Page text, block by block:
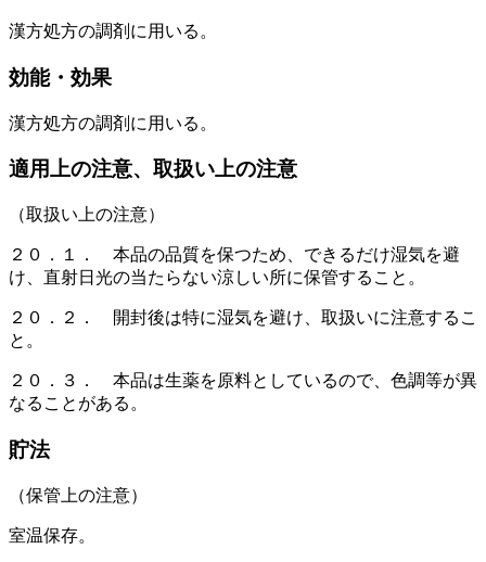
漢方処方の調剤に用いる。
効能・効果
漢方処方の調剤に用いる。
適用上の注意、取扱い上の注意
（取扱い上の注意）
２０．１． 本品の品質を保つため、できるだけ湿気を避
け、直射日光の当たらない涼しい所に保管すること。
２０．２． 開封後は特に湿気を避け、取扱いに注意するこ
と。
２０．３． 本品は生薬を原料としているので、色調等が異
なることがある。
貯法
（保管上の注意）
室温保存。